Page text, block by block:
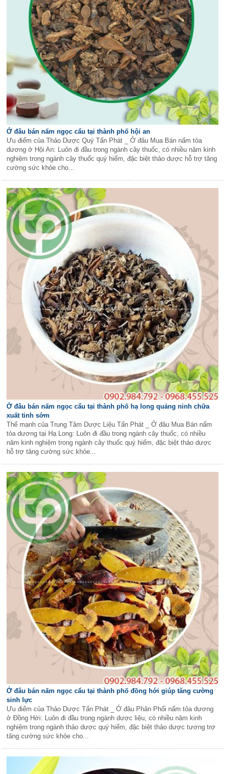
Ở đâu bán nấm ngọc cẩu tại thành phố hội an
Ưu điểm của Thảo Dược Quý Tấn Phát _ Ở đâu Mua Bán nấm tỏa
dương ở Hội An: Luôn đi đầu trong ngành cây thuốc, có nhiều năm kinh
nghiệm trong ngành cây thuốc quý hiếm, đặc biệt thảo dược hỗ trợ tăng
cường sức khỏe cho...
Ở đâu bán nấm ngọc cẩu tại thành phố hạ long quảng ninh chữa
xuất tinh sớm
Thế mạnh của Trung Tâm Dược Liệu Tấn Phát _ Ở đâu Mua Bán nấm
tỏa dương tại Hạ Long: Luôn đi đầu trong ngành cây thuốc, có nhiều
năm kinh nghiệm trong ngành cây thuốc quý hiếm, đặc biệt thảo dược
hỗ trợ tăng cường sức khỏe...
Ở đâu bán nấm ngọc cẩu tại thành phố đồng hới giúp tăng cường
sinh lực
Ưu điểm của Thảo Dược Tấn Phát _ Ở đâu Phân Phối nấm tỏa dương
ở Đồng Hới: Luôn đi đầu trong ngành dược liệu, có nhiều năm kinh
nghiệm trong ngành thảo dược quý hiếm, đặc biệt thảo dược tương trợ
tăng cường sức khỏe cho...